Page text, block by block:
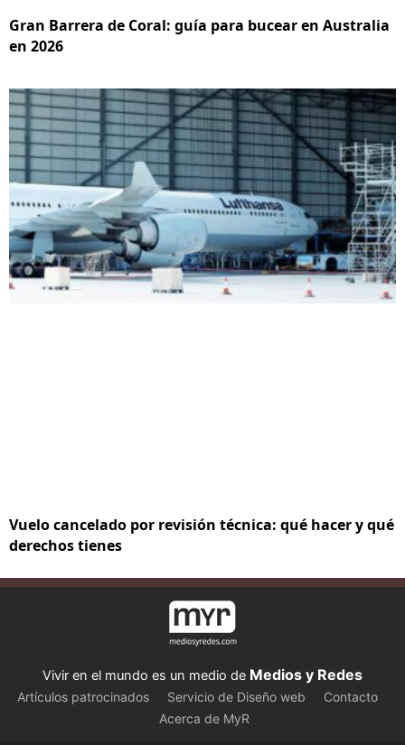
Gran Barrera de Coral: guía para bucear en Australia
en 2026
Vuelo cancelado por revisión técnica: qué hacer y qué
derechos tienes
Vivir en el mundo es un medio de Medios y Redes
Artículos patrocinados Servicio de Diseño web
Contacto
Acerca de MyR